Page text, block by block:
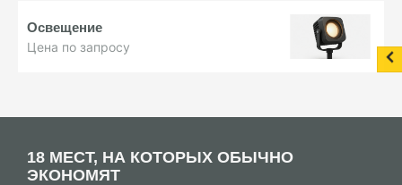
Освещение
Цена по запросу
18 МЕСТ, НА КОТОРЫХ ОБЫЧНО
ЭКОНОМЯТ